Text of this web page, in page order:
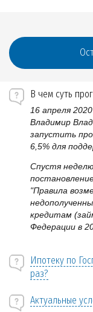
В чем суть
16 апреля
Владимир
запустить
6,5% для
Спустя
"Правила
кредитам
Федерации в
Ипотеку по
раз?
Актуальные